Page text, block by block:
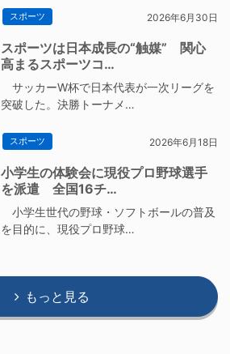
スポーツ 2026年6月30日
スポーツは日本成長の“触媒” 関心
高まるスポーツコ…
サッカーW杯で日本代表が一次リーグを
突破した。決勝トーナメ…
スポーツ 2026年6月18日
小学生の体験会に現役プロ野球選手
を派遣 全国16チ…
小学生世代の野球・ソフトボールの普及
を目的に、現役プロ野球…
もっと見る